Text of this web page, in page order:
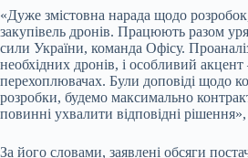
«Дуже змістовна нарада щодо
закупівель дронів. Працюють разом
сили України, команда Офісу.
необхідних дронів, і особливий
перехоплювачах. Були доповіді щодо
розробки, будемо максимально
повинні ухвалити відповідні
За його словами, заявлені обсяги